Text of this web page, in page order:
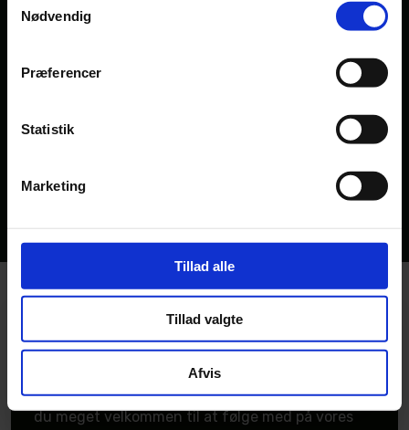
Nødvendig
Præferencer
Statistik
Marketing
Tillad alle
Tillad valgte
Afvis
perfekt overflade og finish, da er det bare at ringe
os får du kvalitet til konkurrencedygtige priser -
Fø​lg med på Facebook
Hvis du vil ha et dybere indblik i vores hverdag, er
du meget velkommen til at følge med på vores